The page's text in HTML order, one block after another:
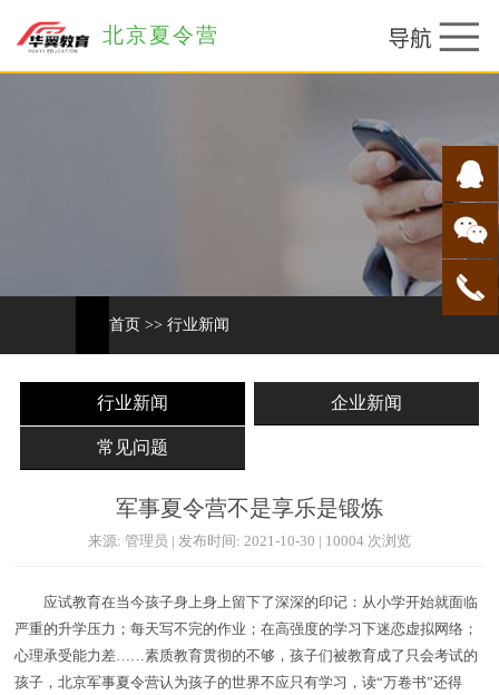
北京夏令营
首页 >> 行业新闻
行业新闻 企业新闻
常见问题
军事夏令营不是享乐是锻炼
来源: 管理员 | 发布时间: 2021-10-30 | 10004 次浏览
应试教育在当今孩子身上身上留下了深深的印记：从小学开始就面临
严重的升学压力；每天写不完的作业；在高强度的学习下迷恋虚拟网络；
心理承受能力差……素质教育贯彻的不够，孩子们被教育成了只会考试的
孩子，北京军事夏令营认为孩子的世界不应只有学习，读“万卷书”还得